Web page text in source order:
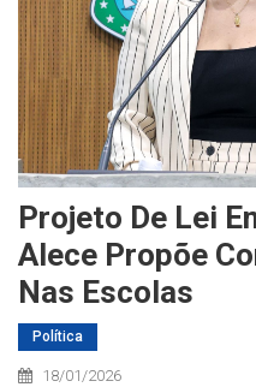
Projeto De Lei
Alece Propõe
Nas Escolas
Política
18/01/2026